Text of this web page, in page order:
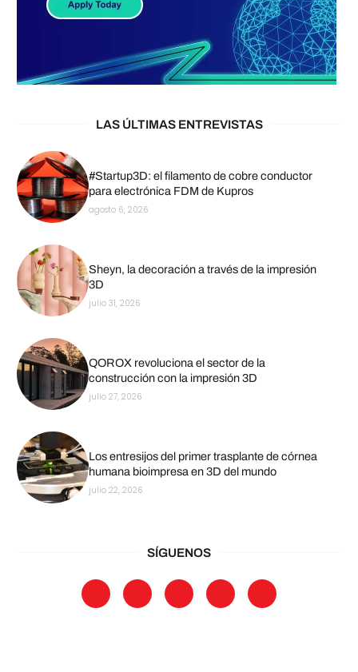
LAS ÚLTIMAS ENTREVISTAS
#Startup3D: el filamento de cobre conductor
para electrónica FDM de Kupros
agosto 6, 2026
Sheyn, la decoración a través de la impresión
3D
julio 31, 2026
QOROX revoluciona el sector de la
construcción con la impresión 3D
julio 27, 2026
Los entresijos del primer trasplante de córnea
humana bioimpresa en 3D del mundo
julio 22, 2026
SÍGUENOS